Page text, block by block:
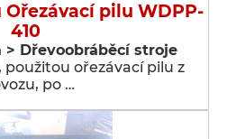
pilu WDPP-
410
Dřevoobráběcí stroje
ořezávací pilu z
po …